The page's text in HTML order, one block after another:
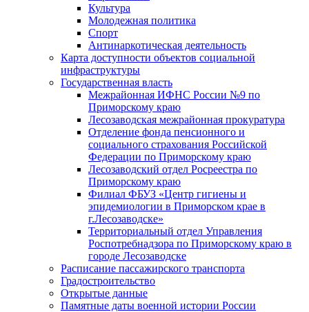
Культура
Молодежная политика
Спорт
Антинаркотическая деятельность
Карта доступности объектов социальной
инфраструктуры
Государственная власть
Межрайонная ИФНС России №9 по
Приморскому краю
Лесозаводская межрайонная прокуратура
Отделение фонда пенсионного и
социального страхования Российской
Федерации по Приморскому краю
Лесозаводский отдел Росреестра по
Приморскому краю
Филиал ФБУЗ «Центр гигиены и
эпидемиологии в Приморском крае в
г.Лесозаводске»
Территориальный отдел Управления
Роспотребнадзора по Приморскому краю в
городе Лесозаводске
Расписание пассажирского транспорта
Градостроительство
Открытые данные
Памятные даты военной истории России